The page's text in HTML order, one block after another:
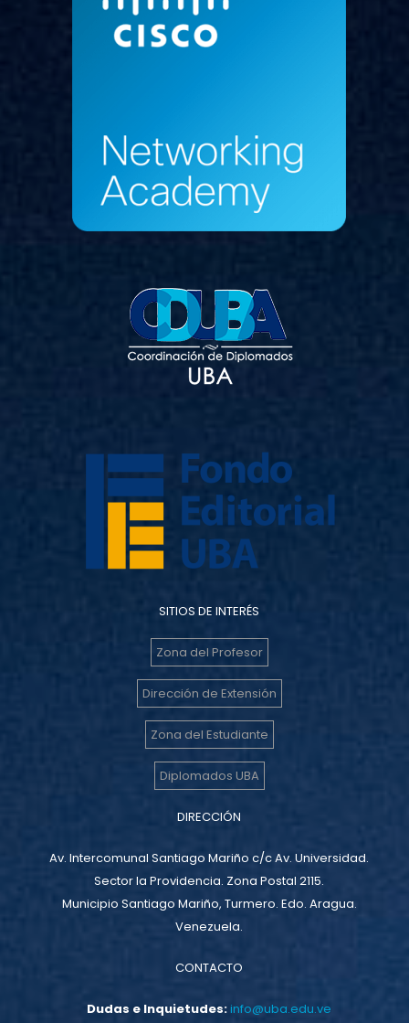
SITIOS DE INTERÉS
Zona del Profesor
Dirección de Extensión
Zona del Estudiante
Diplomados UBA
DIRECCIÓN
Av. Intercomunal Santiago Mariño c/c Av. Universidad.
Sector la Providencia. Zona Postal 2115.
Municipio Santiago Mariño, Turmero. Edo. Aragua.
Venezuela.
CONTACTO
Dudas e Inquietudes:info@uba.edu.ve